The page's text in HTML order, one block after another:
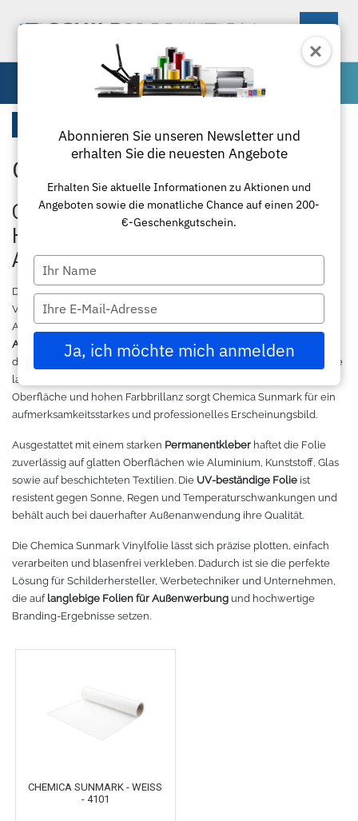
Maschinen
Schneideplotter
Laminierung
Schneidemaschinen
Laserbearbeitung
Großformatdrucker
Direct-to-Film Drucker
Solventdrucker
3D-Drucker
Materialien
Übersicht
Applikationsfolie
Oracal 631
Oracal 651
Oracal 751
Oracal 951
Oracal 970RA
Oracal 975
Zubehör
Plottermesser
Roland
Graphtec
Ioline
ANA-GRAPH
Foison
Mutoh
Summagraphic
Textil
Poloshirts
Sweatshirt
Hemden
T-Shirts
Jacken
Tüten
Ausrüstung und Kleidung
Paketlösungen
Makerspace - FabLab
Leasing
Gut loslegen mit dem Startpacket
Angebote
Chemica Sunmark Folie
Chemica Sunmark – Wetterfeste
Hochleistungsfolie für langlebige
Außenwerbung
Die Chemica Sunmark Folieist eine hochwertige, selbstklebende
Vinylfolie, die speziell für professionelle Anwendungen im
Außenbereich entwickelt wurde. Sie eignet sich ideal für
Außenbeschilderung
, Werbeschilder, Markisen, Zelte, Banner und
dekorative Beschriftungen, bei denen
und eine
lange Lebensdauer entscheidend sind. Dank ihrer glänzenden
Oberfläche und hohen Farbbrillanz sorgt Chemica Sunmark für ein
aufmerksamkeitsstarkes und professionelles Erscheinungsbild.
Ausgestattet mit einem starken Permanentkleber haftet die Folie
zuverlässig auf glatten Oberflächen wie Aluminium, Kunststoff, Glas
sowie auf beschichteten Textilien. Die UV-beständige Folie ist
resistent gegen Sonne, Regen und Temperaturschwankungen und
behält auch bei dauerhafter Außenanwendung ihre Qualität.
Die Chemica Sunmark Vinylfolie lässt sich präzise plotten, einfach
verarbeiten und blasenfrei verkleben. Dadurch ist sie die perfekte
Lösung für Schilderhersteller, Werbetechniker und Unternehmen,
die auf langlebige Folien für Außenwerbung und hochwertige
Branding-Ergebnisse setzen.
CHEMICA SUNMARK - WEISS -
4101
Abonnieren Sie unseren Newsletter und
erhalten Sie die neuesten Angebote
Erhalten Sie aktuelle Informationen zu Aktionen und
Angeboten sowie die monatliche Chance auf einen 200-
€-Geschenkgutschein.
Type
your
name
Type
your
email
Ja, ich möchte mich anmelden